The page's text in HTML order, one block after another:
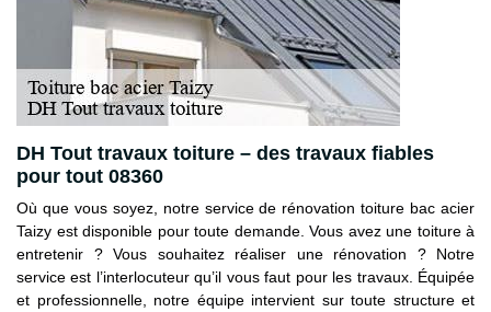
DH Tout travaux toiture – des travaux fiables
pour tout 08360
Où que vous soyez, notre service de rénovation toiture bac acier
Taizy est disponible pour toute demande. Vous avez une toiture à
entretenir ? Vous souhaitez réaliser une rénovation ? Notre
service est l’interlocuteur qu’il vous faut pour les travaux. Équipée
et professionnelle, notre équipe intervient sur toute structure et